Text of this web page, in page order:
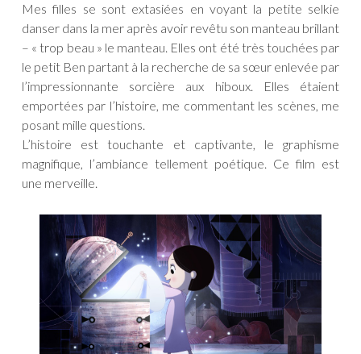
Mes filles se sont extasiées en voyant la petite selkie
danser dans la mer après avoir revêtu son manteau brillant
– « trop beau » le manteau. Elles ont été très touchées par
le petit Ben partant à la recherche de sa sœur enlevée par
l’impressionnante sorcière aux hiboux. Elles étaient
emportées par l’histoire, me commentant les scènes, me
posant mille questions.
L’histoire est touchante et captivante, le graphisme
magnifique, l’ambiance tellement poétique. Ce film est
une merveille.